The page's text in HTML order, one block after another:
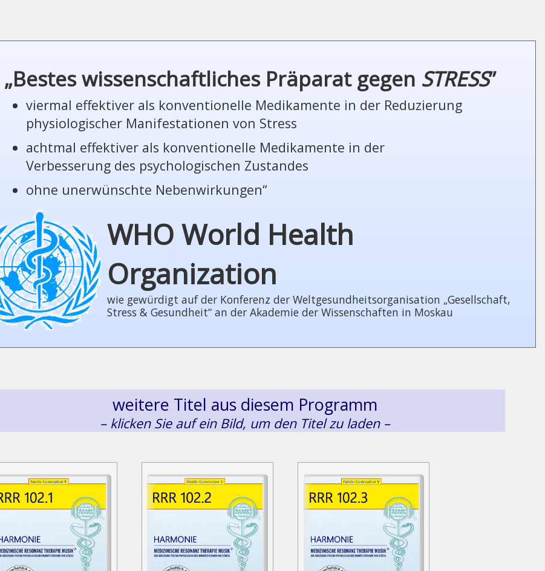
„Bestes wissenschaftliches Präparat gegen STRESS”
viermal effektiver als konventionelle Medikamente in der Reduzierung
phy­sio­lo­gi­scher Manifestationen von Stress
achtmal effektiver als konventionelle Medikamente in der
Verbesserung des psychologischen Zustandes
ohne unerwünschte Nebenwirkungen“
WHO World Health
Organization
wie gewürdigt auf der Konferenz der Welt­ge­sund­heits­or­ga­ni­sa­tion „Gesellschaft,
Stress & Gesundheit“ an der Akademie der Wissenschaften in Moskau
weitere Titel aus diesem Programm
– klicken Sie auf ein Bild, um den Titel zu laden –